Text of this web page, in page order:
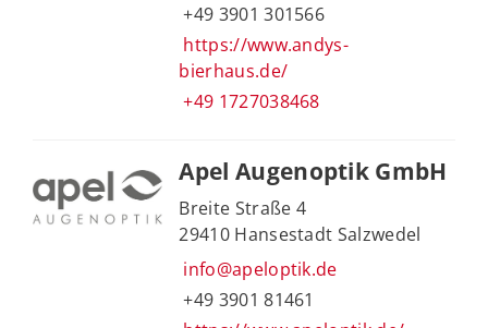
+49 3901 301566
https://www.andys-
bierhaus.de/
+49 1727038468
Apel Augenoptik GmbH
Breite Straße 4
29410 Hansestadt Salzwedel
info@apeloptik.de
+49 3901 81461